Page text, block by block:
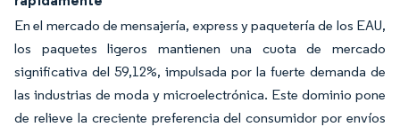
En el mercado de mensajería, express y paquetería de los EAU,
los paquetes ligeros mantienen una cuota de mercado
significativa del 59,12%, impulsada por la fuerte demanda de
las industrias de moda y microelectrónica. Este dominio pone
de relieve la creciente preferencia del consumidor por envíos